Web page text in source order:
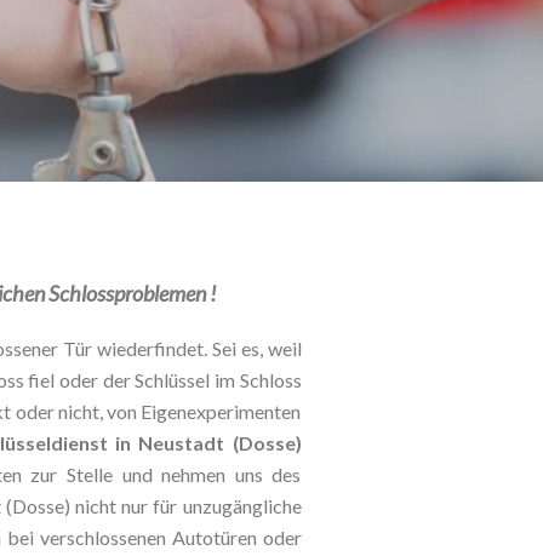
Schlossproblemen !
Tür wiederfindet. Sei es, weil
fiel oder der Schlüssel im Schloss
oder nicht, von Eigenexperimenten
in Neustadt (Dosse)
zur Stelle und nehmen uns des
nicht nur für unzugängliche
verschlossenen Autotüren oder